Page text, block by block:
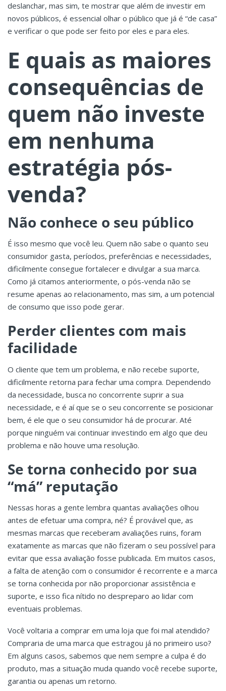
deslanchar, mas sim, te mostrar que além de investir em
novos públicos, é essencial olhar o público que já é “de casa”
e verificar o que pode ser feito por eles e para eles.
E quais as maiores
consequências de
quem não investe
em nenhuma
estratégia pós-
venda?
Não conhece o seu público
É isso mesmo que você leu. Quem não sabe o quanto seu
consumidor gasta, períodos, preferências e necessidades,
dificilmente consegue fortalecer e divulgar a sua marca.
Como já citamos anteriormente, o pós-venda não se
resume apenas ao relacionamento, mas sim, a um potencial
de consumo que isso pode gerar.
Perder clientes com mais
facilidade
O cliente que tem um problema, e não recebe suporte,
dificilmente retorna para fechar uma compra. Dependendo
da necessidade, busca no concorrente suprir a sua
necessidade, e é aí que se o seu concorrente se posicionar
bem, é ele que o seu consumidor há de procurar. Até
porque ninguém vai continuar investindo em algo que deu
problema e não houve uma resolução.
Se torna conhecido por sua
“má” reputação
Nessas horas a gente lembra quantas avaliações olhou
antes de efetuar uma compra, né? É provável que, as
mesmas marcas que receberam avaliações ruins, foram
exatamente as marcas que não fizeram o seu possível para
evitar que essa avaliação fosse publicada. Em muitos casos,
a falta de atenção com o consumidor é recorrente e a marca
se torna conhecida por não proporcionar assistência e
suporte, e isso fica nítido no despreparo ao lidar com
eventuais problemas.
Você voltaria a comprar em uma loja que foi mal atendido?
Compraria de uma marca que estragou já no primeiro uso?
Em alguns casos, sabemos que nem sempre a culpa é do
produto, mas a situação muda quando você recebe suporte,
garantia ou apenas um retorno.